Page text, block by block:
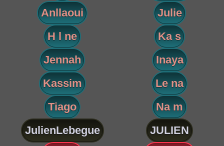
Anllaoui
Julie
H l ne
Ka s
Jennah
Inaya
Kassim
Le na
Tiago
Na m
JulienLebegue
JULIEN